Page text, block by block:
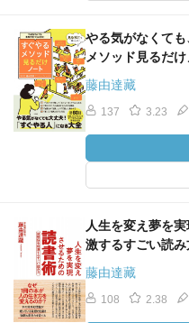
やる気がなくて
メソッド見るだけ
藤由達藏
137 3.23
人生を変え夢を
激するすごい読み
藤由達藏
108 2.38